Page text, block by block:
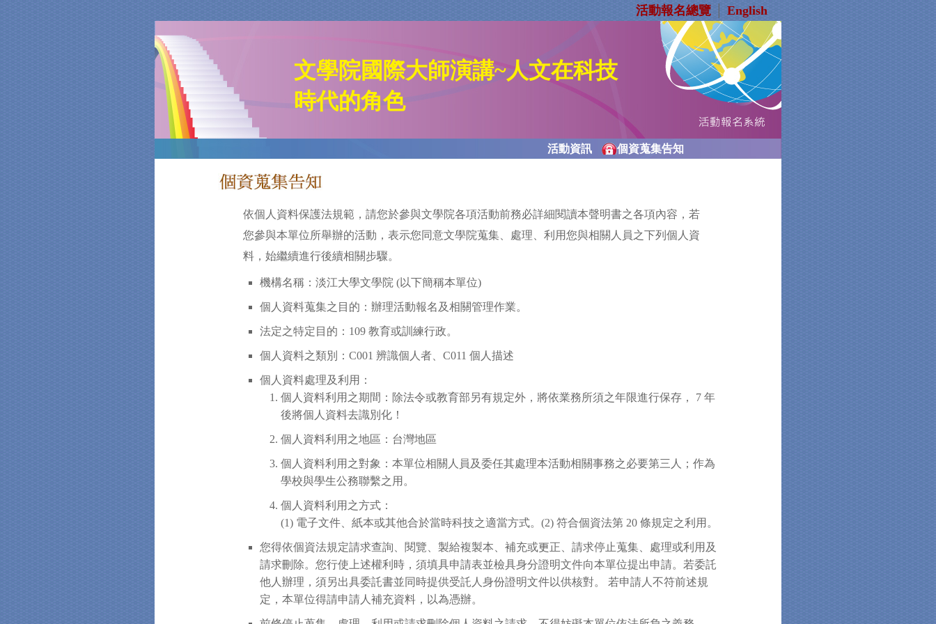
活動報名總覽 English
文學院國際大師演講~人文在科技
時代的角色
活動資訊 個資蒐集告知
依個人資料保護法規範，請您於參與文學院各項活動前務必詳細閱讀本聲明書之各項內容，若
您參與本單位所舉辦的活動，表示您同意文學院蒐集、處理、利用您與相關人員之下列個人資
料，始繼續進行後續相關步驟。
機構名稱：淡江大學文學院 (以下簡稱本單位)
個人資料蒐集之目的：辦理活動報名及相關管理作業。
法定之特定目的：109 教育或訓練行政。
個人資料之類別：C001 辨識個人者、C011 個人描述
個人資料處理及利用：
個人資料利用之期間：除法令或教育部另有規定外，將依業務所須之年限進行保存， 7 年
後將個人資料去識別化！
個人資料利用之地區：台灣地區
個人資料利用之對象：本單位相關人員及委任其處理本活動相關事務之必要第三人；作為
學校與學生公務聯繫之用。
個人資料利用之方式：
(1) 電子文件、紙本或其他合於當時科技之適當方式。(2) 符合個資法第 20 條規定之利用。
您得依個資法規定請求查詢、閱覽、製給複製本、補充或更正、請求停止蒐集、處理或利用及
請求刪除。您行使上述權利時，須填具申請表並檢具身分證明文件向本單位提出申請。若委託
他人辦理，須另出具委託書並同時提供受託人身份證明文件以供核對。 若申請人不符前述規
定，本單位得請申請人補充資料，以為憑辦。